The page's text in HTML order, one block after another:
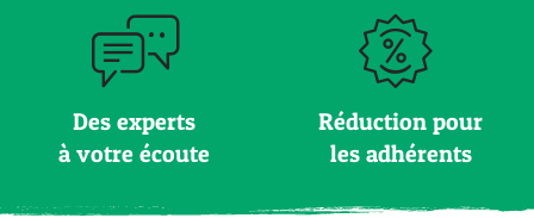
Des experts
à votre écoute
Réduction pour
les adhérents